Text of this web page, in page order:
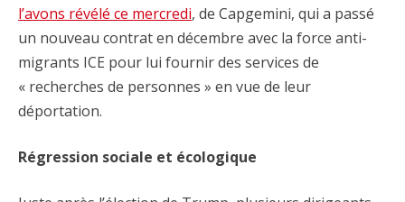
l’avons révélé ce mercredi, de Capgemini, qui a passé
un nouveau contrat en décembre avec la force anti-
migrants ICE pour lui fournir des services de
« recherches de personnes » en vue de leur
déportation.
Régression sociale et écologique